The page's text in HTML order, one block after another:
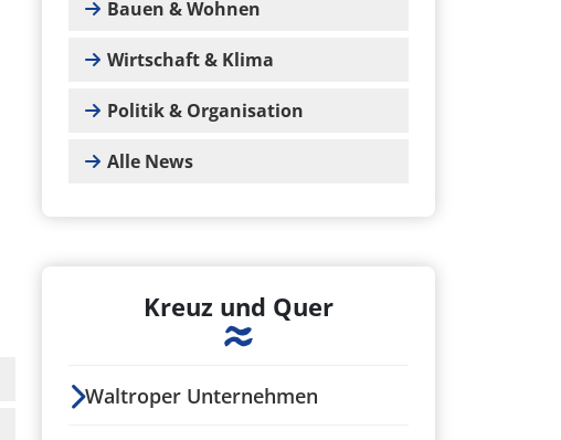
Bauen & Wohnen
Wirtschaft & Klima
Politik & Organisation
Alle News
Kreuz und Quer
Waltroper Unternehmen